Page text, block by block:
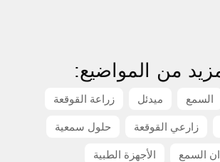
من المواضيع:
السمع ميدئل
زراعة القوقعة
زارعي القوقعة
حلول سمعية
السمع
الأجهزة الطبية